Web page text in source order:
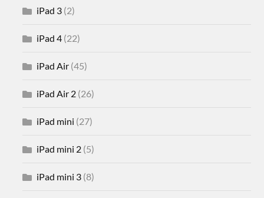
iPad 3 (2)
iPad 4 (22)
iPad Air (45)
iPad Air 2 (26)
iPad mini (27)
iPad mini 2 (5)
iPad mini 3 (8)